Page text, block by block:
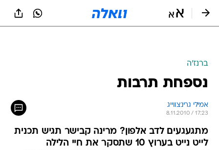
ברנז'ה
נספחת תרבות
אמילי גרינצווייג
8.11.2010 / 17:23
מתגעגעים לדב אלפון? מרינה קבישר תגיש תכנית
לייט נייט בערוץ 10 שתסקר את חיי הלילה